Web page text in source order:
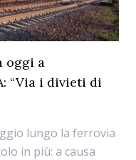
oggi a
“Via i divieti di
lungo la ferrovia
in più: a causa